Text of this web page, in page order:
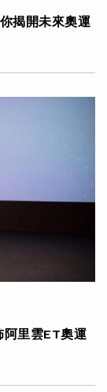
揭開未來奧運
阿里雲ET奧運